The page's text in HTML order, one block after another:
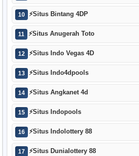
10 ⚡Situs Bintang 4DP
11 ⚡Situs Anugerah Toto
12 ⚡Situs Indo Vegas 4D
13 ⚡Situs Indo4dpools
14 ⚡Situs Angkanet 4d
15 ⚡Situs Indopools
16 ⚡Situs Indolottery 88
17 ⚡Situs Dunialottery 88